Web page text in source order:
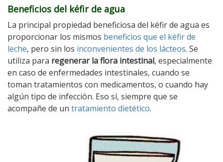
Beneficios del kéfir de agua
La principal propiedad beneficiosa del kéfir de agua es
proporcionar los mismos beneficios que el kéfir de
leche, pero sin los inconvenientes de los lácteos. Se
utiliza para regenerar la flora intestinal, especialmente
en caso de enfermedades intestinales, cuando se
toman tratamientos con medicamentos, o cuando hay
algún tipo de infección. Eso sí, siempre que se
acompañe de un tratamiento dietético.